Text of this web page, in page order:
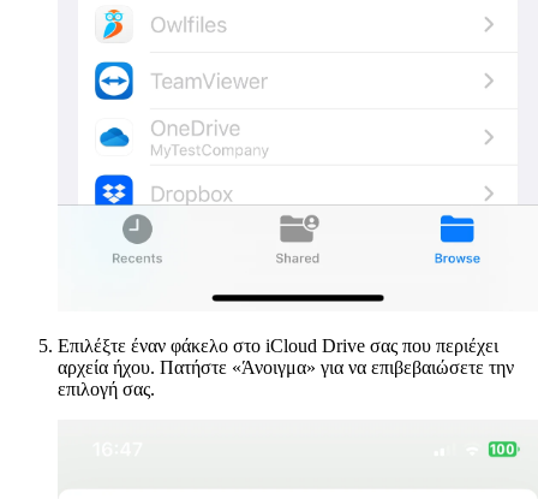
Επιλέξτε έναν φάκελο στο iCloud Drive σας που περιέχει
αρχεία ήχου. Πατήστε «Άνοιγμα» για να επιβεβαιώσετε την
επιλογή σας.